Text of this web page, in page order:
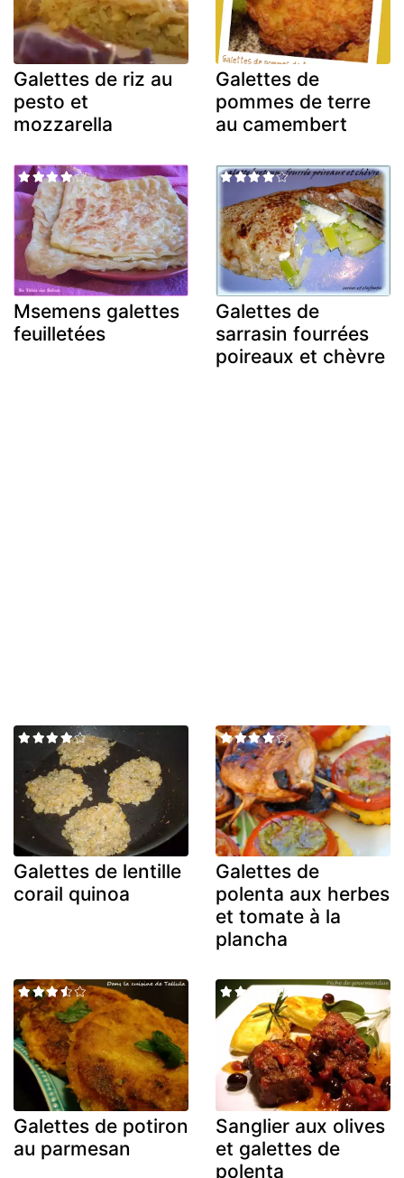
Galettes de riz au
pesto et
mozzarella
Galettes de
pommes de terre
au camembert
Msemens galettes
feuilletées
Galettes de
sarrasin fourrées
poireaux et chèvre
Galettes de lentille
corail quinoa
Galettes de
polenta aux herbes
et tomate à la
plancha
Galettes de potiron
au parmesan
Sanglier aux olives
et galettes de
polenta